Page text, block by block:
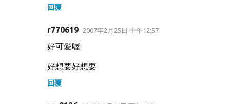
回覆
r770619 2007年2月25日 中午12:57
好可愛喔
好想要好想要
回覆